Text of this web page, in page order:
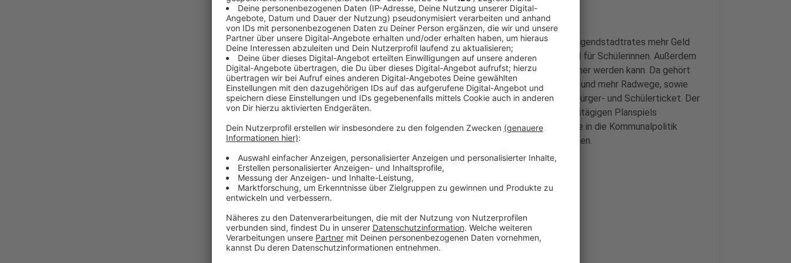
Unter anderem fordern die jungen Mitglieder des Leverkusener Jugendstadtrates mehr Geld
für Sozialpädagoginnen und -pädagogen und mehr Hygiene-Artikel für Schülerinnen. Außerdem
haben sie viele Ideen mitgebracht, wie Leverkusen klimafreundlicher werden kann. Da gehört
eine zentrale Heizungsschaltung für Schulgebäude dazu, bessere und mehr Radwege, sowie
der Ausbau der öffentlichen Verkehrsmittel und ein günstigeres Bürger- und Schülerticket. Der
Jugendstadtrat hat dieses Jahr zum ersten Mal in Form eines dreitägigen Planspiels
stattgefunden. Ziel ist es, dass Schülerinnen und Schüler Einblicke in die Kommunalpolitik
kriegen und lernen, wie es ist, aktiv am Stadtgeschehen mitzuwirken.
Anzeige
Anzeige